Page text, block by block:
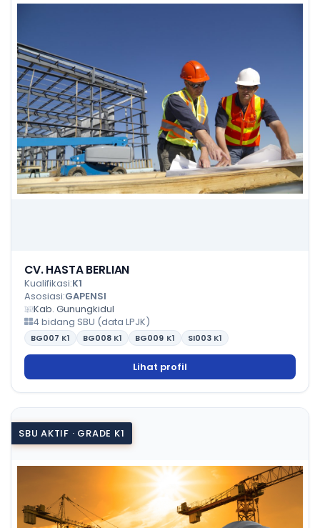
CV. HASTA BERLIAN
Kualifikasi:K1
Asosiasi:GAPENSI
Kab. Gunungkidul
4 bidang SBU (data LPJK)
BG007 K1 BG008 K1 BG009 K1 SI003 K1
Lihat profil
SBU AKTIF · GRADE K1